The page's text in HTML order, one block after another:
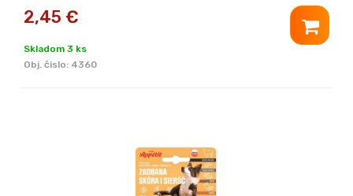
2,45 €
Skladom 3 ks
Obj. čislo: 4360